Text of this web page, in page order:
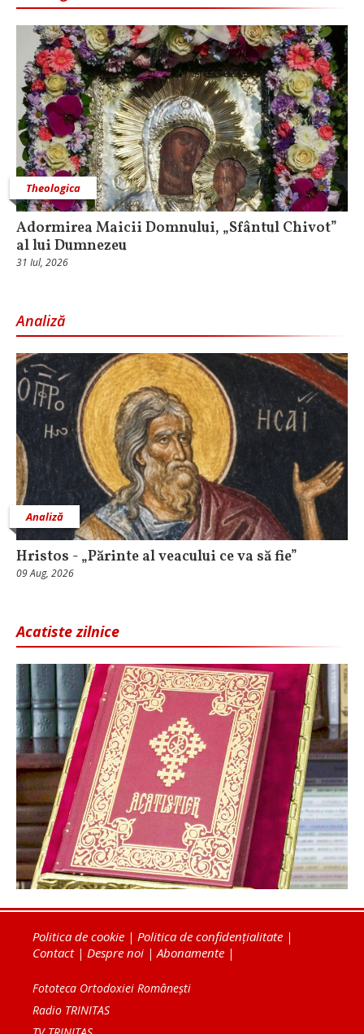
Theologica
Adormirea Maicii Domnului, „Sfântul Chivot”
al lui Dumnezeu
31 Iul, 2026
Analiză
Analiză
Hristos - „Părinte al veacului ce va să fie”
09 Aug, 2026
Acatiste zilnice
Politica de cookie | Politica de confidențialitate |
Contact| Despre noi | Abonamente |
Fototeca Ortodoxiei Românești
Radio TRINITAS